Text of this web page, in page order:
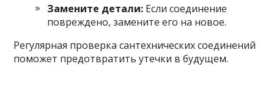
Замените детали: Если соединение
повреждено, замените его на новое.
Регулярная проверка сантехнических соединений
поможет предотвратить утечки в будущем.